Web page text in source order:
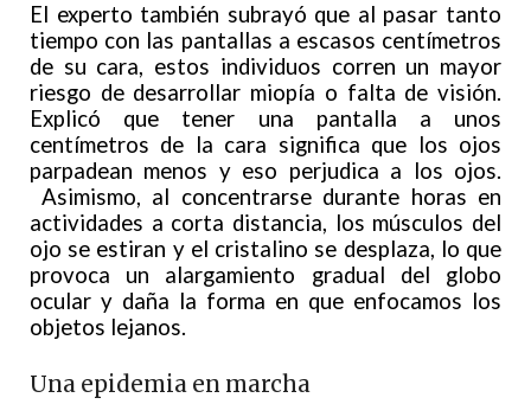
El experto también subrayó que al pasar tanto
tiempo con las pantallas a escasos centímetros
de su cara, estos individuos corren un mayor
riesgo de desarrollar miopía o falta de visión.
Explicó que tener una pantalla a unos
centímetros de la cara significa que los ojos
parpadean menos y eso perjudica a los ojos.
Asimismo, al concentrarse durante horas en
actividades a corta distancia, los músculos del
ojo se estiran y el cristalino se desplaza, lo que
provoca un alargamiento gradual del globo
ocular y daña la forma en que enfocamos los
objetos lejanos.
Una epidemia en marcha